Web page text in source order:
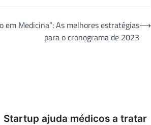
em Medicina”: As melhores estratégias
para o cronograma de 2023
⟶
Startup ajuda médicos a tratar